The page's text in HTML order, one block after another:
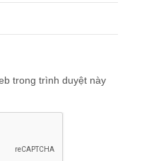
trong trình duyệt này